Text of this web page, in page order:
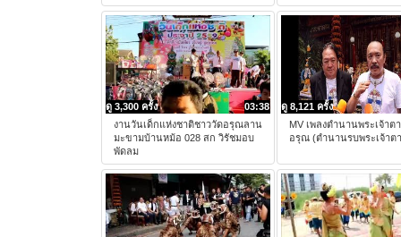
03:38
ดู 3,300 ครั้ง
งานวันเด็กแห่งชาติชาววัดอรุณลาน
มะขามบ้านหม้อ 028 สก วิรัชมอบ
พัดลม
ดู 8,121 ครั้ง
MV เพลงตำนานพระเจ้าต
อรุณ (ตำนานรบพระเจ้าต